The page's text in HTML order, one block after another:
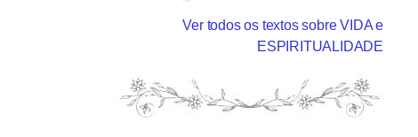
Ver todos os textos sobre VIDA e
ESPIRITUALIDADE